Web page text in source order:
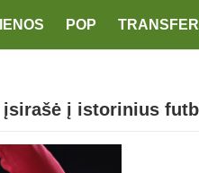
POP
įsirašė į istorinius